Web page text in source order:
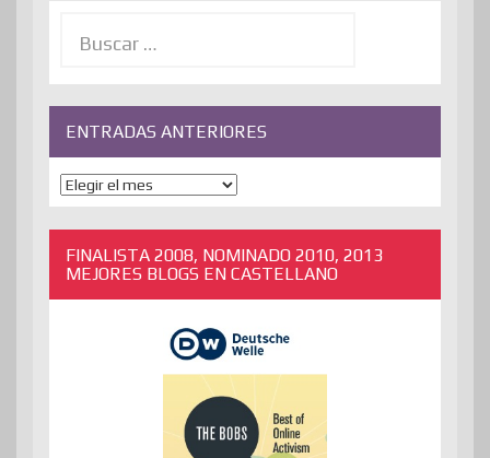
ENTRADAS ANTERIORES
ENTRADAS
ANTERIORES
FINALISTA 2008, NOMINADO 2010, 2013
MEJORES BLOGS EN CASTELLANO